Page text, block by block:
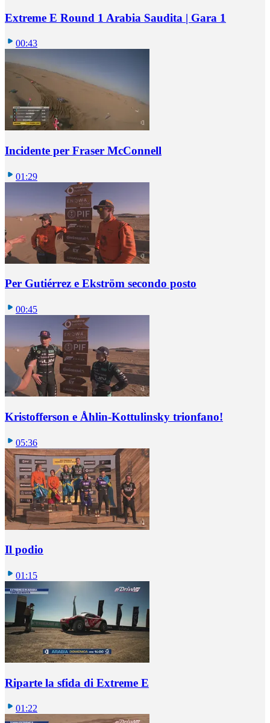
Extreme E Round 1 Arabia Saudita | Gara 1
00:43
Incidente per Fraser McConnell
01:29
Per Gutiérrez e Ekström secondo posto
00:45
Kristofferson e Åhlin-Kottulinsky trionfano!
05:36
Il podio
01:15
Riparte la sfida di Extreme E
01:22